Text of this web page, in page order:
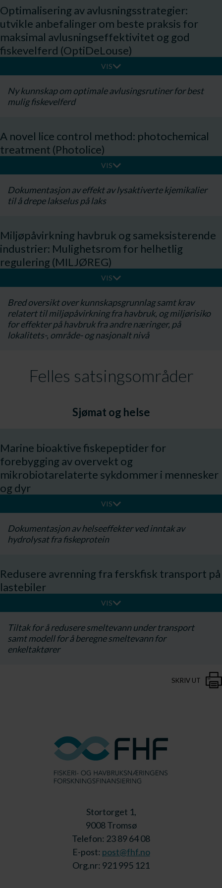
Optimalisering av avlusningsstrategier:
utvikle anbefalinger om beste praksis for
maksimal avlusningseffektivitet og god
fiskevelferd (OptiDeLouse)
VIS
Ny kunnskap om optimale avlusingsrutiner for best
mulig fiskevelferd
A novel lice control method: photochemical
treatment (Photolice)
VIS
Dokumentasjon av effekt av lysaktiverte kjemikalier
til å drepe lakselus på laks
Miljøpåvirkning havbruk og sameksisterende
industrier: Mulighetsrom for helhetlig
regulering (MILJØREG)
VIS
Bred oversikt over kunnskapsgrunnlag samt krav
relatert til miljøpåvirkning fra havbruk, og miljørisiko
for effekter på havbruk fra andre næringer, på
lokalitets-, område- og nasjonalt nivå
Felles satsingsområder
Sjømat og helse
Marine bioaktive fiskepeptider for
forebygging av overvekt og
mikrobiotarelaterte sykdommer i mennesker
og dyr
VIS
​Dokumentasjon av helseeffekter ved inntak av
hydrolysat fra fiskeprotein
Redusere avrenning fra ferskfisk transport på
lastebiler
VIS
Tiltak for å redusere smeltevann under transport
samt modell for å beregne smeltevann for
enkeltaktører
SKRIV UT
Stortorget 1,
9008 Tromsø
Telefon: 23 89 64 08
E-post: post@fhf.no
Org.nr: 921 995 121